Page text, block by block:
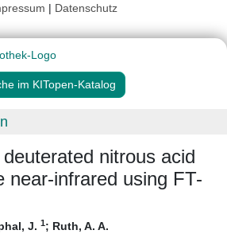
| Datenschutz
im KITopen-Katalog
nitrous acid
near-infrared using FT-
J. 1; Ruth, A. A.